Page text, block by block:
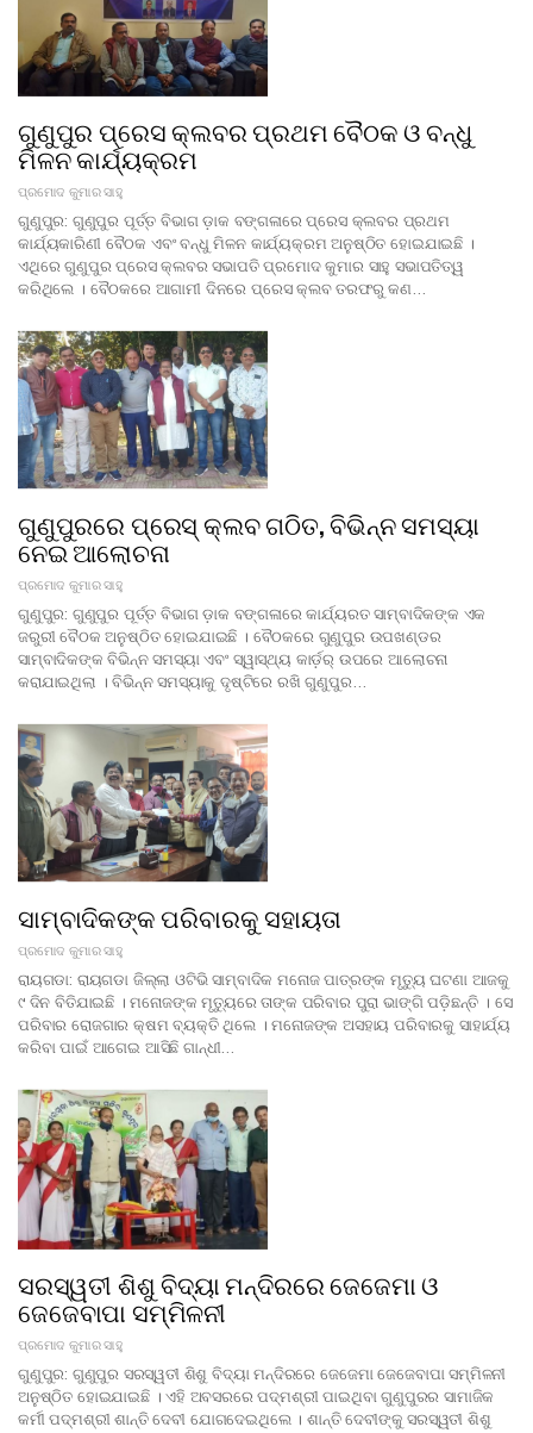
ଗୁଣୁପୁର ପ୍ରେସ କ୍ଲବର ପ୍ରଥମ ବୈଠକ ଓ ବନ୍ଧୁ
ମିଳନ କାର୍ଯ୍ୟକ୍ରମ
ପ୍ରମୋଦ କୁମାର ସାହୁ
ଗୁଣୁପୁର: ଗୁଣୁପୁର ପୂର୍ତ୍ତ ବିଭାଗ ଡ଼ାକ ବଙ୍ଗଳାରେ ପ୍ରେସ କ୍ଲବର ପ୍ରଥମ
କାର୍ଯ୍ୟକାରିଣୀ ବୈଠକ ଏବଂ ବନ୍ଧୁ ମିଳନ କାର୍ଯ୍ୟକ୍ରମ ଅନୁଷ୍ଠିତ ହୋଇଯାଇଛି ।
ଏଥିରେ ଗୁଣୁପୁର ପ୍ରେସ କ୍ଲବର ସଭାପତି ପ୍ରମୋଦ କୁମାର ସାହୁ ସଭାପତିତ୍ୱ
କରିଥିଲେ । ବୈଠକରେ ଆଗାମୀ ଦିନରେ ପ୍ରେସ କ୍ଲବ ତରଫରୁ କଣ…
ଗୁଣୁପୁରରେ ପ୍ରେସ୍ କ୍ଲବ ଗଠିତ, ବିଭିନ୍ନ ସମସ୍ୟା
ନେଇ ଆଲୋଚନା
ପ୍ରମୋଦ କୁମାର ସାହୁ
ଗୁଣୁପୁର: ଗୁଣୁପୁର ପୂର୍ତ୍ତ ବିଭାଗ ଡ଼ାକ ବଙ୍ଗଳାରେ କାର୍ଯ୍ୟରତ ସାମ୍ବାଦିକଙ୍କ ଏକ
ଜରୁରୀ ବୈଠକ ଅନୁଷ୍ଠିତ ହୋଇଯାଇଛି । ବୈଠକରେ ଗୁଣୁପୁର ଉପଖଣ୍ଡର
ସାମ୍ବାଦିକଙ୍କ ବିଭିନ୍ନ ସମସ୍ୟା ଏବଂ ସ୍ୱାସ୍ଥ୍ୟ କାର୍ଡ଼ର୍ ଉପରେ ଆଲୋଚନା
କରାଯାଇଥିଲା । ବିଭିନ୍ନ ସମସ୍ୟାକୁ ଦୃଷ୍ଟିରେ ରଖି ଗୁଣୁପୁର…
ସାମ୍ବାଦିକଙ୍କ ପରିବାରକୁ ସହାୟତା
ପ୍ରମୋଦ କୁମାର ସାହୁ
ରାୟଗଡା: ରାୟଗଡା ଜିଲ୍ଲା ଓଟିଭି ସାମ୍ବାଦିକ ମନୋଜ ପାତ୍ରଙ୍କ ମୃତ୍ୟୁ ଘଟଣା ଆଜକୁ
୯ ଦିନ ବିତିଯାଇଛି । ମନୋଜଙ୍କ ମୃତ୍ୟୁରେ ତାଙ୍କ ପରିବାର ପୁରା ଭାଙ୍ଗି ପଡ଼ିଛନ୍ତି । ସେ
ପରିବାର ରୋଜଗାର କ୍ଷମ ବ୍ୟକ୍ତି ଥିଲେ । ମନୋଜଙ୍କ ଅସହାୟ ପରିବାରକୁ ସାହାର୍ଯ୍ୟ
କରିବା ପାଇଁ ଆଗେଇ ଆସିଛି ଗାନ୍ଧୀ…
ସରସ୍ୱତୀ ଶିଶୁ ବିଦ୍ୟା ମନ୍ଦିରରେ ଜେଜେମା ଓ
ଜେଜେବାପା ସମ୍ମିଳନୀ
ପ୍ରମୋଦ କୁମାର ସାହୁ
ଗୁଣୁପୁର: ଗୁଣୁପୁର ସରସ୍ୱତୀ ଶିଶୁ ବିଦ୍ୟା ମନ୍ଦିରରେ ଜେଜେମା ଜେଜେବାପା ସମ୍ମିଳନୀ
ଅନୁଷ୍ଠିତ ହୋଇଯାଇଛି । ଏହି ଅବସରରେ ପଦ୍ମଶ୍ରୀ ପାଇଥିବା ଗୁଣୁପୁରର ସାମାଜିକ
କର୍ମୀ ପଦ୍ମଶ୍ରୀ ଶାନ୍ତି ଦେବୀ ଯୋଗଦେଇଥିଲେ । ଶାନ୍ତି ଦେବୀଙ୍କୁ ସରସ୍ୱତୀ ଶିଶୁ